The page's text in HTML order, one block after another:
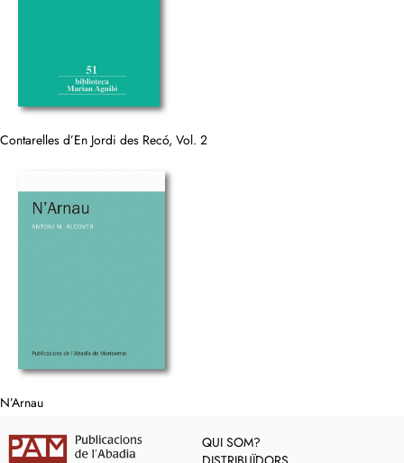
Contarelles d’En Jordi des Recó, Vol. 2
N’Arnau
QUI SOM?